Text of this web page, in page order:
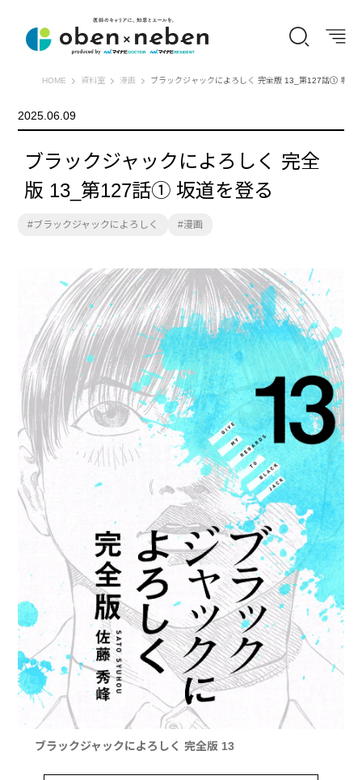
HOME オーベン×ネーベン
資料室 漫画 ブラックジャックによろしく 完全版 13_第127話① 坂道
2025.06.09
ブラックジャックによろしく 完全
版 13_第127話① 坂道を登る
ブラックジャックによろしく 漫画
ブラックジャックによろしく 完全版 13